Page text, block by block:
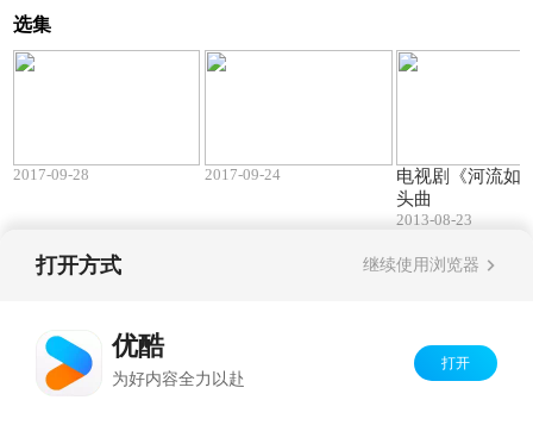
选集
2017-09-28 2017-09-24
电视剧《河流如
头曲
2013-08-23
打开方式 继续使用浏览器
优酷
为好内容全力以赴
打开